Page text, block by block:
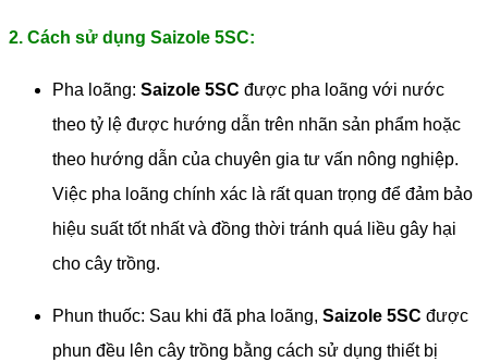
2. Cách sử dụng Saizole 5SC:
Pha loãng: Saizole 5SC được pha loãng với nước
theo tỷ lệ được hướng dẫn trên nhãn sản phẩm hoặc
theo hướng dẫn của chuyên gia tư vấn nông nghiệp.
Việc pha loãng chính xác là rất quan trọng để đảm bảo
hiệu suất tốt nhất và đồng thời tránh quá liều gây hại
cho cây trồng.
Phun thuốc: Sau khi đã pha loãng, Saizole 5SC được
phun đều lên cây trồng bằng cách sử dụng thiết bị